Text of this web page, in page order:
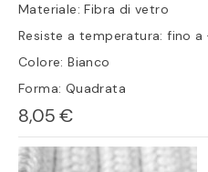
Materiale: Fibra di vetro
Resiste a temperatura: fino a
Colore: Bianco
Forma: Quadrata
8,05 €